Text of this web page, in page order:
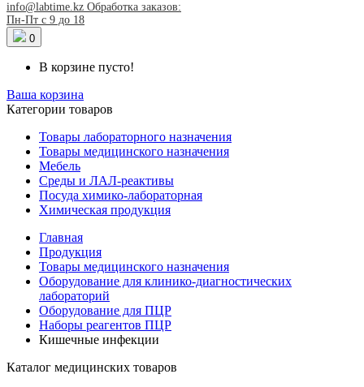
info@labtime.kz Обработка заказов:
Пн-Пт с 9 до 18
0
В корзине пусто!
Ваша корзина
Категории товаров
Товары лабораторного назначения
Товары медицинского назначения
Мебель
Среды и ЛАЛ-реактивы
Посуда химико-лабораторная
Химическая продукция
Главная
Продукция
Товары медицинского назначения
Оборудование для клинико-диагностических
лабораторий
Оборудование для ПЦР
Наборы реагентов ПЦР
Кишечные инфекции
Каталог медицинских товаров